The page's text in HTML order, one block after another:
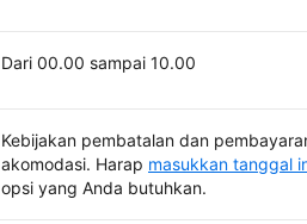
Dari 00.00 sampai 10.00
Kebijakan pembatalan dan
akomodasi. Harap masukkan tanggal
opsi yang Anda butuhkan.